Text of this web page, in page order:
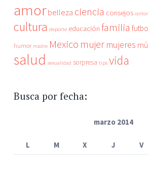
amor belleza ciencia consejos
cultura deporte educación familia
humor madre Mexico mujer mujeres
salud sexualidad sorpresa tips vida
Busca por fecha:
marzo 2014
L M X J V